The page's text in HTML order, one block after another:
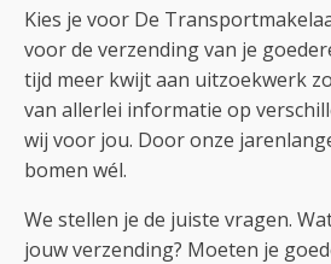
Kies je voor De
voor de verzending van je
tijd meer kwijt aan uitzoekwerk
van allerlei informatie op
wij voor jou. Door onze
bomen wél.
We stellen je de juiste vragen.
jouw verzending? Moeten je